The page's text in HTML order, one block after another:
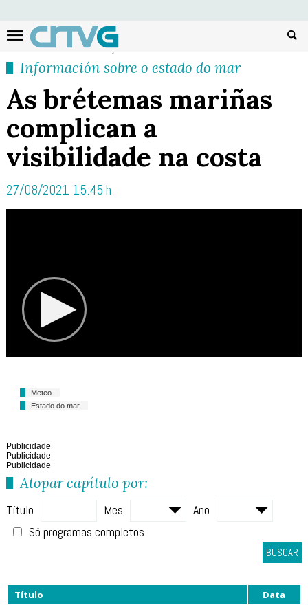
Información sobre o estado do mar
As brétemas mariñas
complican a
visibilidade na costa
27/08/2021 15:45 h
Meteo
Estado do mar
Publicidade
Publicidade
Publicidade
Atopar capítulo por:
Título Mes
Ano
Só programas completos
BUSCAR
Título Data